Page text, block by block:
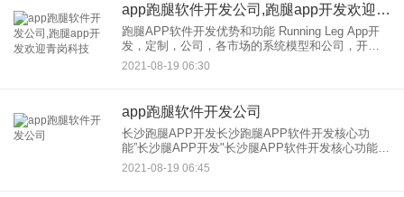
app跑腿软件开发公司,跑腿app开发欢迎青岗科技
跑腿APP软件开发优势和功能 Running Leg App开
发，定制，公司，各市场的系统模型和公司，开
发，公司的软件团队提供多种解决方案。专人跟
进，售后服务完善，价格便宜，可以满足开发所有
2021-08-19 06:30
app跑腿软件开发公司
长沙跑腿APP开发长沙跑腿APP软件开发核心功
能”长沙腿APP开发"长沙腿APP软件开发核心功能
作者长沙王开义面条 互联网时代的不断普及正在逐
渐改变人们的日常生活，并开始融入人们的生活
2021-08-19 06:45